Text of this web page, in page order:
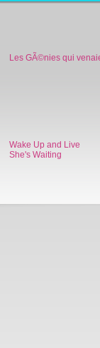
Les GÃ©nies qui
Wake Up and Live
She's Waiting